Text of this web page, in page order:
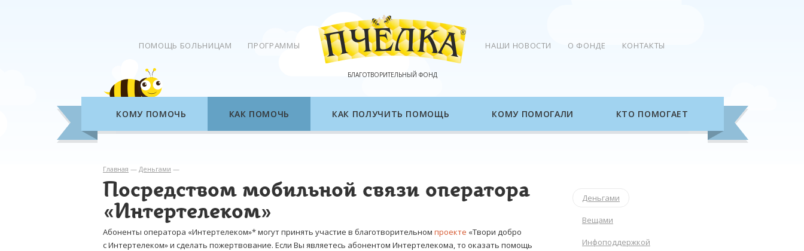
ПОМОЩЬ БОЛЬНИЦАМ ПРОГРАММЫ
БЛАГОТВОРИТЕЛЬНЫЙ ФОНД
НАШИ НОВОСТИ О ФОНДЕ КОНТАКТЫ
КОМУ ПОМОЧЬ КАК ПОМОЧЬ КАК ПОЛУЧИТЬ ПОМОЩЬ КОМУ ПОМОГАЛИ КТО ПОМОГАЕТ
Главная — Деньгами —
Посредством мобильной связи оператора
«Интертелеком»
Абоненты оператора «Интертелеком»* могут принять участие в благотворительном проекте «Твори добро
с Интертелеком» и сделать пожертвование. Если Вы являетесь абонентом Интертелекома, то оказать помощь
Деньгами
Вещами
Инфоподдержкой